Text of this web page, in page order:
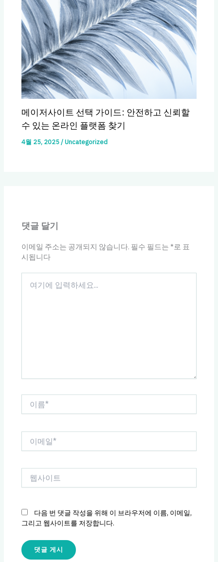
메이저사이트 선택 가이드: 안전하고 신뢰할
수 있는 온라인 플랫폼 찾기
4월 25, 2025/Uncategorized
댓글 달기
이메일 주소는 공개되지 않습니다. 필수 필드는*로 표
시됩니다
다음 번 댓글 작성을 위해 이 브라우저에 이름, 이메일,
그리고 웹사이트를 저장합니다.